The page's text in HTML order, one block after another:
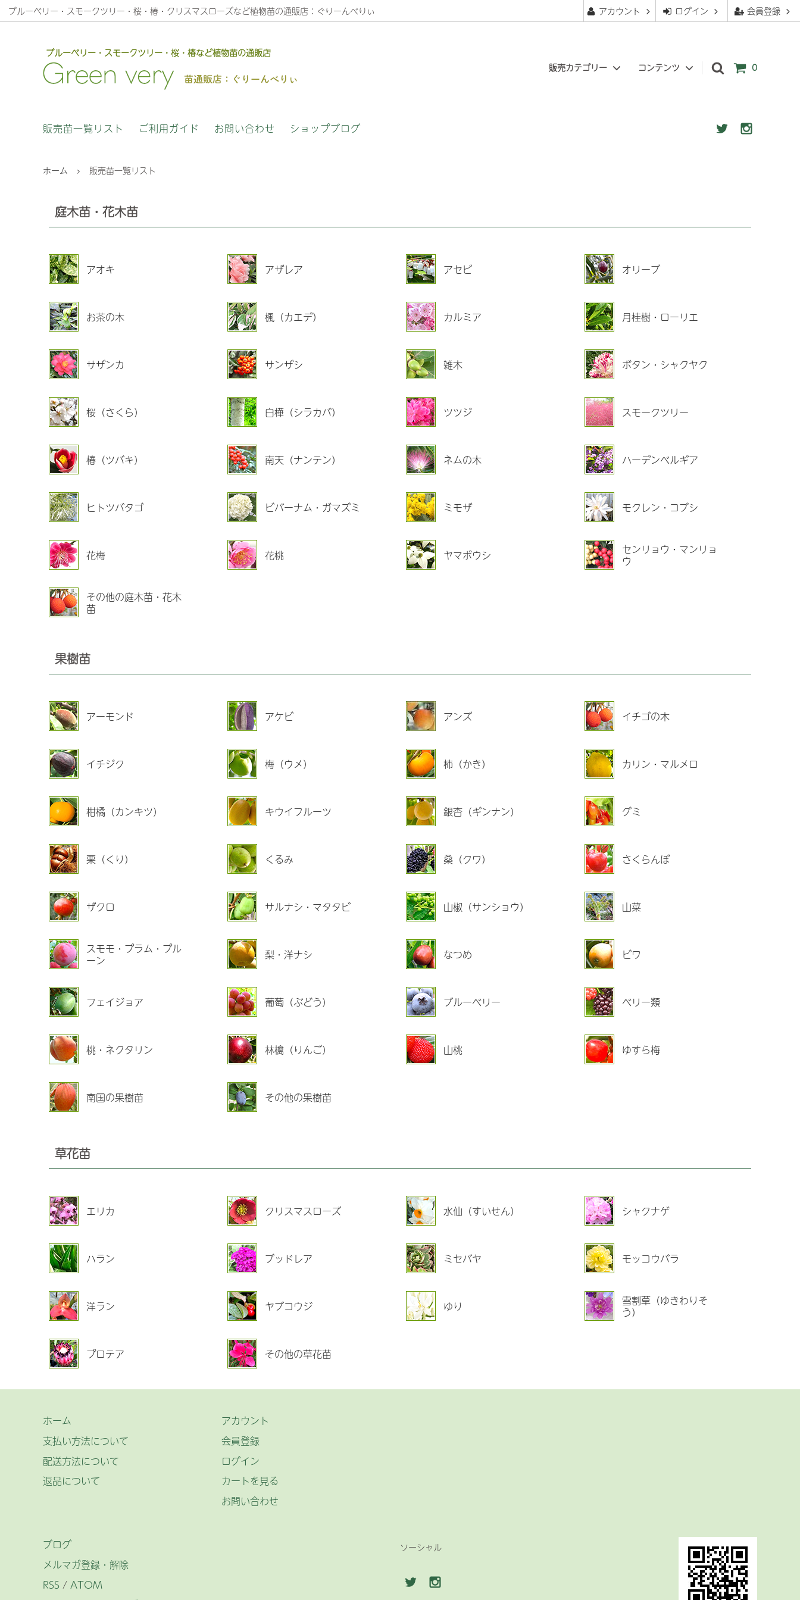
会員登録
ログイン
アカウント
ブルーベリー・スモークツリー・桜・椿・クリスマスローズなど植物苗の通販店：ぐりーんべりぃ
ブルーベリー・スモークツリー・桜・椿など植物苗の通販店
0
販売カテゴリー コンテンツ
クリスマスロ－ズ木口交配について
高正園さんへのインタビュー
販売苗一覧リスト ご利用ガイド お問い合わせ ショップブログ
ホーム 販売苗一覧リスト
庭木苗・花木苗
アオキ アザレア アセビ オリーブ
お茶の木 楓（カエデ） カルミア 月桂樹・ローリエ
サザンカ サンザシ 雑木 ボタン・シャクヤク
桜（さくら） 白樺（シラカバ） ツツジ スモークツリー
椿（ツバキ） 南天（ナンテン） ネムの木 ハーデンベルギア
ヒトツバタゴ ビバーナム・ガマズミ ミモザ モクレン・コブシ
花梅 花桃 ヤマボウシ
センリョウ・マンリョ
ウ
その他の庭木苗・花木
苗
果樹苗
アーモンド アケビ アンズ イチゴの木
イチジク 梅（ウメ） 柿（かき） カリン・マルメロ
柑橘（カンキツ） キウイフルーツ 銀杏（ギンナン） グミ
栗（くり） くるみ 桑（クワ） さくらんぼ
ザクロ サルナシ・マタタビ 山椒（サンショウ） 山菜
スモモ・プラム・プル
ーン
梨・洋ナシ なつめ ビワ
フェイジョア 葡萄（ぶどう） ブルーベリー ベリー類
桃・ネクタリン 林檎（りんご） 山桃 ゆすら梅
南国の果樹苗 その他の果樹苗
草花苗
エリカ クリスマスローズ 水仙（すいせん） シャクナゲ
ハラン ブッドレア ミセバヤ モッコウバラ
洋ラン ヤブコウジ ゆり
雪割草（ゆきわりそ
う）
プロテア その他の草花苗
ホーム
支払い方法について
配送方法について
返品について
アカウント
会員登録
ログイン
カートを見る
お問い合わせ
ソーシャル
ブログ
メルマガ登録・解除
RSS / ATOM